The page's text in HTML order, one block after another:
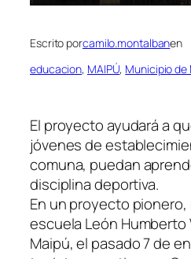
Escrito porcamilo.montalbanen
educacion, MAIPÚ, Municipio de
El proyecto ayudará a
jóvenes de
comuna, puedan
disciplina deportiva.
En un proyecto pionero,
escuela León Humberto
Maipú, el pasado 7 de